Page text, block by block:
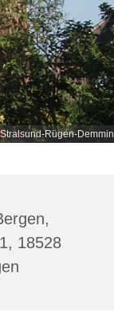
Rügen-Demmin
18528